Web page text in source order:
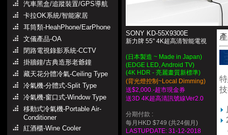
汽車黑盒/追蹤裝置/GPS導航
卡拉OK系統/智能家居
耳筒類-HeahPhone/EarPhone
文儀產品-OA
閉路電視錄影系統-CCTV
掛牆鐘/古典造形老爺鐘
藏天花分體冷氣-Ceiling Type
冷氣機-分體式-Split Type
冷氣機-窗口式-Window Type
移動式冷氣機-Portable Air-
Conditioner
紅酒櫃-Wine Cooler
SONY KD-55X9300E
新力牌 55" 4K超高清智能電視
(日本製造 ~ Made in Japan)
(EDGE LED, Android TV)
(4K HDR - 亮麗畫質新標準)
(背光燈控制~Local Dimming)
送$2,000.-超市現金券
送3D 4K超高清訊號線Ver2.0
分期付款 :
每月HKD $749 (共24個月)
LASTUPDATE: 31-12-2018